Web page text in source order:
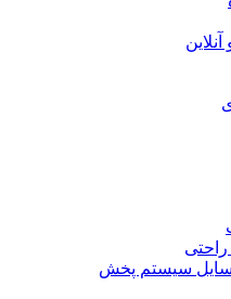
سیستم پخش